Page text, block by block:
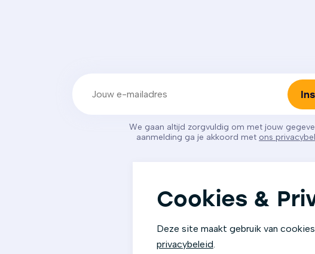
Cookies &
Deze site maakt gebruik van
privacybeleid.
We gaan altijd zorgvuldig om met jouw
aanmelding ga je akkoord met ons